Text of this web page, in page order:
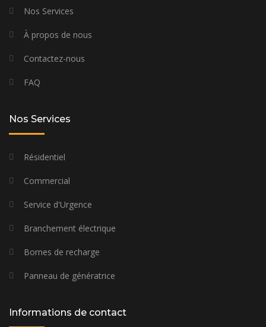
Nos Services
À propos de nous
Contactez-nous
FAQ
Nos Services
Résidentiel
Commercial
Service d'Urgence
Branchement électrique
Bornes de recharge
Panneau de génératrice
Informations de contact